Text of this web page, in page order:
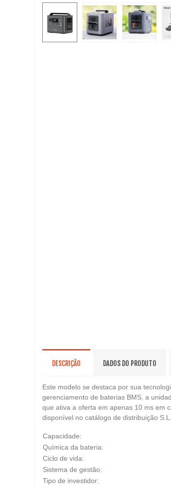
DESCRIÇÃO DADOS DO PRODUTO
Este modelo se destaca por sua
gerenciamento de baterias BMS, a
que ativa a oferta em apenas 10 ms em
disponível no catálogo de distribuição
Capacidade:
Química da bateria:
Ciclo de vida:
Sistema de gestão:
Tipo de investidor: